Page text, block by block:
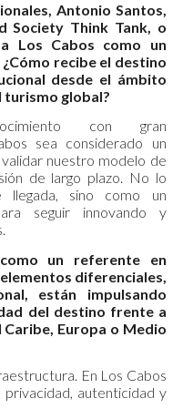
Antonio Santos,
Society Think Tank, o
Los Cabos como un
recibe el destino
desde el ámbito
turismo global?
con gran
sea considerado un
nuestro modelo de
de largo plazo. No lo
sino como un
seguir innovando y
un referente en
diferenciales,
están impulsando
del destino frente a
Europa o Medio
En Los Cabos
privacidad, autenticidad y